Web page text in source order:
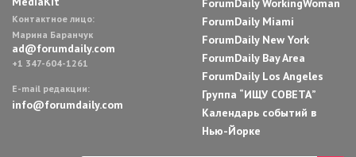
ЗДОРОВЬЕ И КРАСОТА
ДОМ И ЕДА
Контактное лицо:
Марина Баранчук
ad@forumdaily.com
+1 347-604-1261
E-mail редакции:
info@forumdaily.com
ForumDaily WorkingWoman
ForumDaily Miami
ForumDaily New York
ForumDaily Bay Area
ForumDaily Los Angeles
Группа “ИЩУ СОВЕТА”
Календарь событий в
Нью-Йорке